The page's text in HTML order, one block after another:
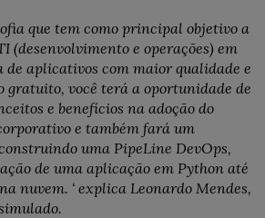
que tem como principal objetivo a
(desenvolvimento e operações) em
de aplicativos com maior qualidade e
gratuito, você terá a oportunidade de
e benefícios na adoção do
e também fará um
uma PipeLine DevOps,
de uma aplicação em Python até
nuvem. ‘ explica Leonardo Mendes,